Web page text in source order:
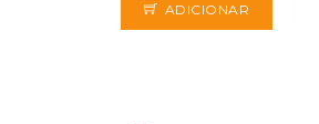
ADICIONAR